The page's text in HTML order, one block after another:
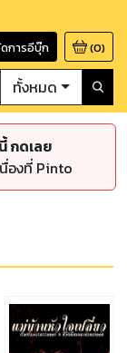
การอีบุ๊ก (0)
ทั้งหมด
กดเลย
องที่ Pinto